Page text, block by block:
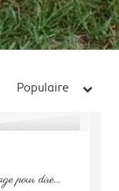
Populaire arrow_right